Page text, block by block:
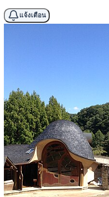
แจ้งเตือน